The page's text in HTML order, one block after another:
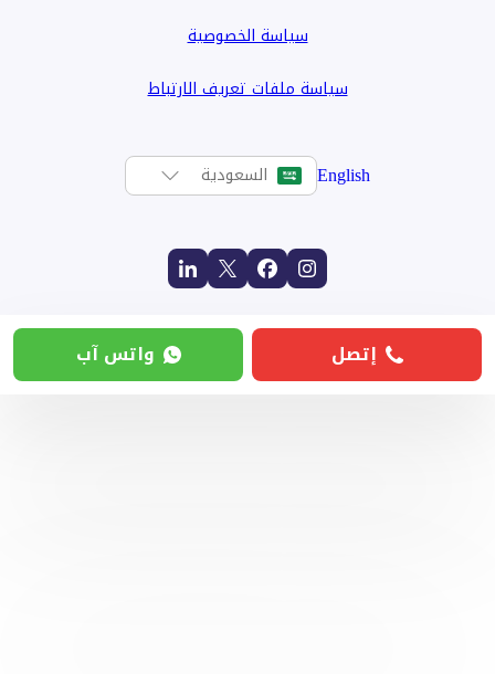
سياسة الخصوصية
سياسة ملفات تعريف الارتباط
English السعودية
إتصل واتس آب